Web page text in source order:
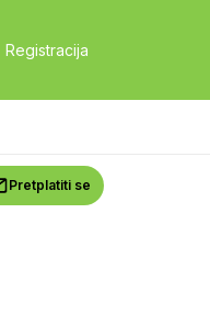
Registracija
Pretplatiti se